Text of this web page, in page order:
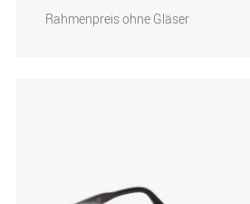
Rahmenpreis ohne Gläser